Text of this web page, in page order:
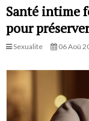
Santé intime
pour
Sexualite 06 Aoû